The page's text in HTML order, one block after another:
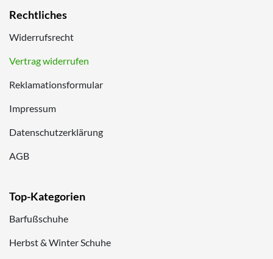
Rechtliches
Widerrufsrecht
Vertrag widerrufen
Reklamationsformular
Impressum
Datenschutzerklärung
AGB
Top-Kategorien
Barfußschuhe
Herbst & Winter Schuhe